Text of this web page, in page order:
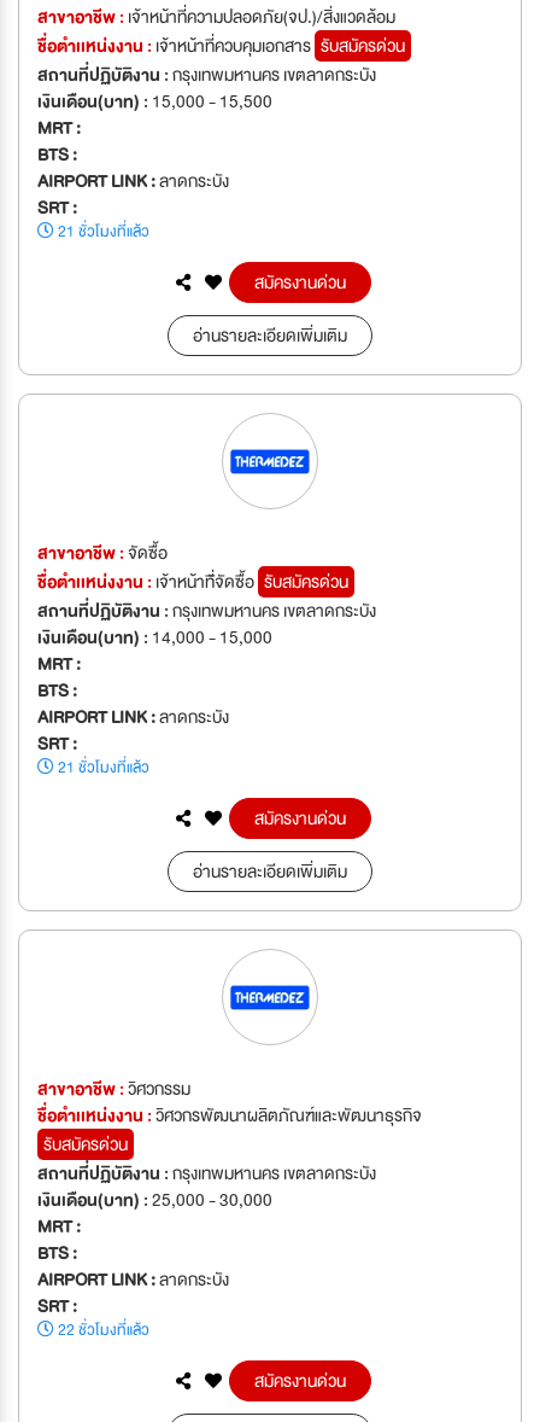
สาขาอาชีพ : เจ้าหน้าที่ความปลอดภัย(จป.)/สิ่งแวดล้อม
ชื่อตำเเหน่งงาน : เจ้าหน้าที่ควบคุมเอกสาร รับสมัครด่วน
สถานที่ปฏิบัติงาน :กรุงเทพมหานคร เขตลาดกระบัง
เงินเดือน(บาท) : 15,000 - 15,500
MRT :
BTS :
AIRPORT LINK :ลาดกระบัง
SRT :
21 ชั่วโมงที่แล้ว
สมัครงานด่วน
อ่านรายละเอียดเพิ่มเติม
สาขาอาชีพ :จัดซื้อ
ชื่อตำเเหน่งงาน : เจ้าหน้าที่ัจัดซื้อ รับสมัครด่วน
สถานที่ปฏิบัติงาน :กรุงเทพมหานคร เขตลาดกระบัง
เงินเดือน(บาท) : 14,000 - 15,000
MRT :
BTS :
AIRPORT LINK :ลาดกระบัง
SRT :
21 ชั่วโมงที่แล้ว
สมัครงานด่วน
อ่านรายละเอียดเพิ่มเติม
สาขาอาชีพ :วิศวกรรม
ชื่อตำเเหน่งงาน :วิศวกรพัฒนาผลิตภัณฑ์และพัฒนาธุรกิจ
รับสมัครด่วน
สถานที่ปฏิบัติงาน :กรุงเทพมหานคร เขตลาดกระบัง
เงินเดือน(บาท) :25,000 - 30,000
MRT :
BTS :
AIRPORT LINK :ลาดกระบัง
SRT :
22 ชั่วโมงที่แล้ว
สมัครงานด่วน